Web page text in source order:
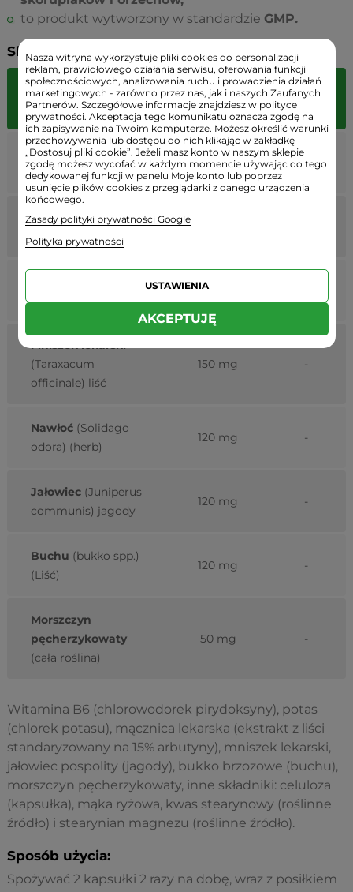
to produkt wytworzony w standardzie GMP.
Składniki:
Składniki
1
kapsułka
%
RWS
Witamina B6
(pirydoksyna HCl)
25 mg 1250%
Potas(chlorek
potasu)
(Uva Ursi Extract)
250 mg
Mniszek lekarski
(Taraxacum
officinale) liść
150 mg -
Nawłoć (Solidago
odora) (herb)
120 mg -
Jałowiec (Juniperus
communis) jagody
120 mg -
Buchu (bukko spp.)
(Liść)
120 mg -
Morszczyn
pęcherzykowaty
(cała roślina)
50 mg -
Witamina B6 (chlorowodorek pirydoksyny), potas
(chlorek potasu), mącznica lekarska (ekstrakt z liści
standaryzowany na 15% arbutyny), mniszek lekarski,
jałowiec pospolity (jagody), bukko brzozowe (buchu),
morszczyn pęcherzykowaty, inne składniki: celuloza
(kapsułka), mąka ryżowa, kwas stearynowy (roślinne
źródło) i stearynian magnezu (roślinne źródło).
Sposób użycia:
Spożywać 2 kapsułki 2 razy na dobę, wraz z posiłkiem
Nasza witryna wykorzystuje pliki cookies do personalizacji
reklam, prawidłowego działania serwisu, oferowania funkcji
społecznościowych, analizowania ruchu i prowadzienia działań
marketingowych - zarówno przez nas, jak i naszych Zaufanych
Partnerów. Szczegółowe informacje znajdziesz w polityce
prywatności. Akceptacja tego komunikatu oznacza zgodę na
ich zapisywanie na Twoim komputerze. Możesz określić warunki
przechowywania lub dostępu do nich klikając w zakładkę
„Dostosuj pliki cookie”. Jeżeli masz konto w naszym sklepie
zgodę możesz wycofać w każdym momencie używając do tego
dedykowanej funkcji w panelu Moje konto lub poprzez
usunięcie plików cookies z przeglądarki z danego urządzenia
końcowego.
Zasady polityki prywatności Google
Polityka prywatności
USTAWIENIA
AKCEPTUJĘ